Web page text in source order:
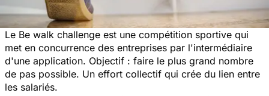
Le Be walk challenge est une compétition sportive qui
met en concurrence des entreprises par l'intermédiaire
d'une application. Objectif : faire le plus grand nombre
de pas possible. Un effort collectif qui crée du lien entre
les salariés.